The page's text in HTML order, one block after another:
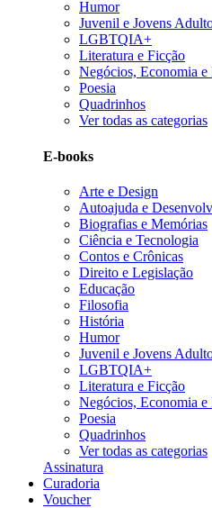
Humor
Juvenil e Jovens
LGBTQIA+
Literatura e Ficção
Negócios, Economia e
Poesia
Quadrinhos
Ver todas as categorias
E-books
Arte e Design
Autoajuda e
Biografias e Memórias
Ciência e Tecnologia
Contos e Crônicas
Direito e Legislação
Educação
Filosofia
História
Humor
Juvenil e Jovens
LGBTQIA+
Literatura e Ficção
Negócios, Economia e
Poesia
Quadrinhos
Ver todas as categorias
Assinatura
Curadoria
Voucher